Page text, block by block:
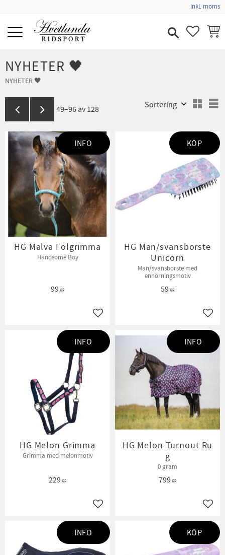
inkl. moms
NYHETER 🖤
NYHETER 🖤
49–96 av 128
HG Malva Fölgrimma
Handsome Boy
99KR
Lägg till i favoriter
INFO
HG Man/svansborste
Unicorn
Man/svansborste med
enhörningsmotiv
59KR
KÖP
HG Melon Grimma
Grimma med melonmotiv
229KR
Lägg till i favoriter
INFO
HG Melon Turnout Ru
g
0 gram
799KR
INFO
INFO KÖP